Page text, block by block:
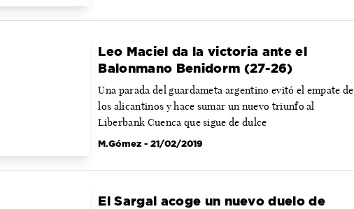
Leo Maciel da la victoria ante el
Balonmano Benidorm (27-26)
Una parada del guardameta argentino evitó el empate de
los alicantinos y hace sumar un nuevo triunfo al
Liberbank Cuenca que sigue de dulce
M.Gómez - 21/02/2019
El Sargal acoge un nuevo duelo de